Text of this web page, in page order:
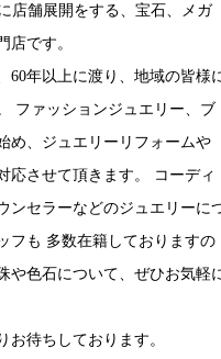
店舗展開をする、宝石、メガ
店です。
60年以上に渡り、地域の皆様
ファッションジュエリー、ブ
め、ジュエリーリフォームや
応させて頂きます。 コーディ
ンセラーなどのジュエリーに
フも 多数在籍しておりますの
や色石について、ぜひお気軽
お待ちしております。